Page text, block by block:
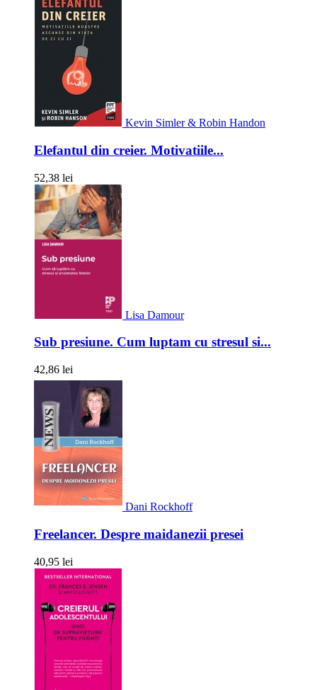
Kevin Simler & Robin Handon
Elefantul din creier. Motivatiile...
52,38 lei
Lisa Damour
Sub presiune. Cum luptam cu stresul si...
42,86 lei
Dani Rockhoff
Freelancer. Despre maidanezii presei
40,95 lei